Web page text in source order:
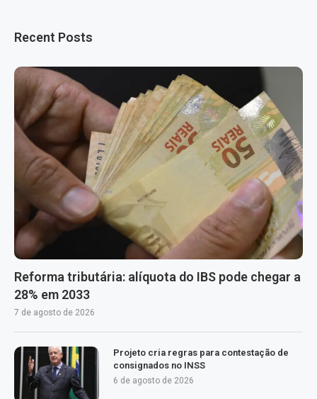
Recent Posts
Reforma tributária: alíquota do IBS pode chegar a
28% em 2033
7 de agosto de 2026
Projeto cria regras para contestação de
consignados no INSS
6 de agosto de 2026